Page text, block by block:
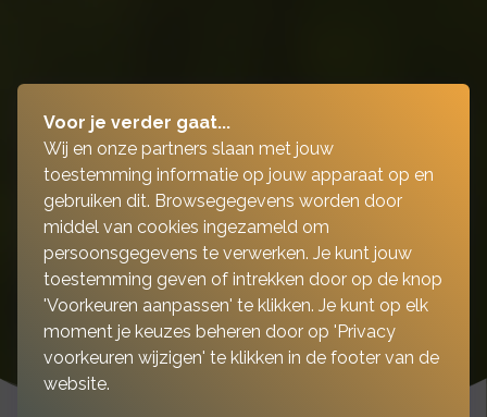
Voor je verder gaat...
Wij en onze partners slaan met jouw
toestemming informatie op jouw apparaat op en
gebruiken dit. Browsegegevens worden door
middel van cookies ingezameld om
persoonsgegevens te verwerken. Je kunt jouw
toestemming geven of intrekken door op de knop
'Voorkeuren aanpassen' te klikken. Je kunt op elk
moment je keuzes beheren door op 'Privacy
voorkeuren wijzigen' te klikken in de footer van de
website.